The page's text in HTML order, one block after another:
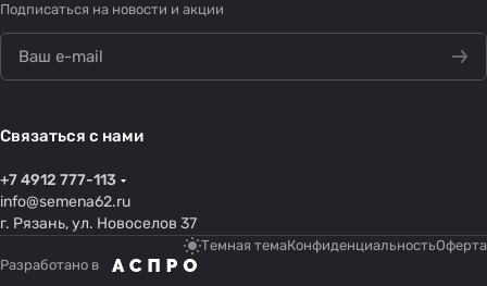
Подписаться на новости и акции
Связаться с нами
+7 4912 777-113
info@semena62.ru
г. Рязань, ул. Новоселов 37
Темная темаКонфиденциальностьОферта
Разработано в